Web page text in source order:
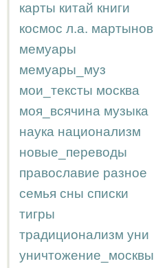
карты китай книги
космос л.а. мартынов
мемуары
мемуары_муз
мои_тексты москва
моя_всячина музыка
наука национализм
новые_переводы
православие разное
семья сны списки
тигры
традиционализм уни
уничтожение_москвы